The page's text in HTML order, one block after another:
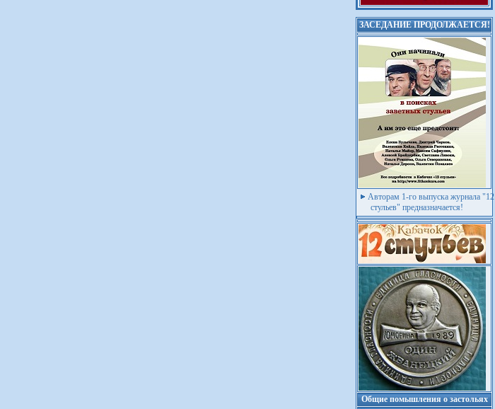
ЗАСЕДАНИЕ ПРОДОЛЖАЕТСЯ!
Авторам 1-го выпуска журнала "12
стульев" предназначается!
Общие помышления о застольях